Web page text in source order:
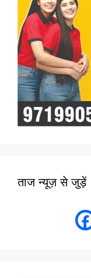
ताज न्यूज़ से जुड़ें